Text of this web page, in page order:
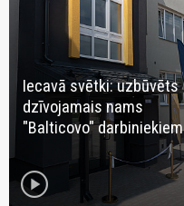
Iecavā svētki: uzbūvēts
dzīvojamais nams
"Balticovo" darbiniekiem
play_circle